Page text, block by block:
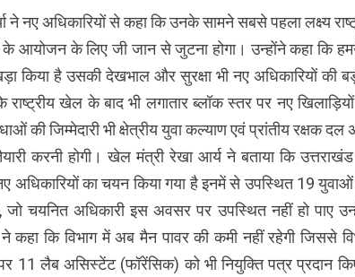
ने नए अधिकारियों से कहा कि उनके सामने सबसे पहला लक्ष्य
के आयोजन के लिए जी जान से जुटना होगा। उन्होंने कहा कि
किया है उसकी देखभाल और सुरक्षा भी नए अधिकारियों की
राष्ट्रीय खेल के बाद भी लगातार ब्लॉक स्तर पर नए
की जिम्मेदारी भी क्षेत्रीय युवा कल्याण एवं प्रांतीय रक्षक दल
करनी होगी। खेल मंत्री रेखा आर्य ने बताया कि
अधिकारियों का चयन किया गया है इनमें से उपस्थित 19 युवाओं
जो चयनित अधिकारी इस अवसर पर उपस्थित नहीं हो पाए
कहा कि विभाग में अब मैन पावर की कमी नहीं रहेगी जिससे
11 लैब असिस्टेंट (फॉरेंसिक) को भी नियुक्ति पत्र प्रदान